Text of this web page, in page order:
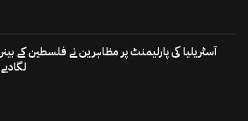
آسٹریلیا کی پارلیمنٹ پر مظاہرین نے فلسطین کے بینر
لگادیے